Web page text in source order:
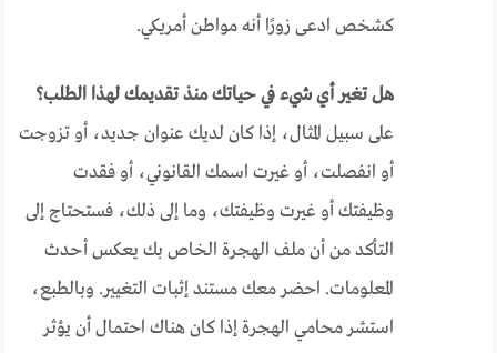
كشخص ادعى زورًا أنه مواطن أمريكي.
هل تغير أي شيء في حياتك منذ تقديمك لهذا الطلب؟
على سبيل المثال، إذا كان لديك عنوان جديد، أو تزوجت
أو انفصلت، أو غيرت اسمك القانوني، أو فقدت
وظيفتك أو غيرت وظيفتك، وما إلى ذلك، فستحتاج إلى
التأكد من أن ملف الهجرة الخاص بك يعكس أحدث
المعلومات. احضر معك مستند إثبات التغيير. وبالطبع،
استشر محامي الهجرة إذا كان هناك احتمال أن يؤثر